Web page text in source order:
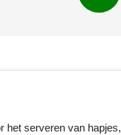
het serveren van hapjes,